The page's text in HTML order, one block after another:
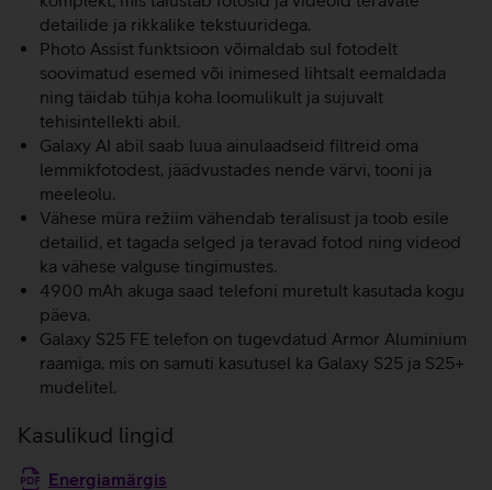
detailide ja rikkalike tekstuuridega.
Photo Assist funktsioon võimaldab sul fotodelt
soovimatud esemed või inimesed lihtsalt eemaldada
ning täidab tühja koha loomulikult ja sujuvalt
tehisintellekti abil.
Galaxy AI abil saab luua ainulaadseid filtreid oma
lemmikfotodest, jäädvustades nende värvi, tooni ja
meeleolu.
Vähese müra režiim vähendab teralisust ja toob esile
detailid, et tagada selged ja teravad fotod ning videod
ka vähese valguse tingimustes.
4900 mAh akuga saad telefoni muretult kasutada kogu
päeva.
Galaxy S25 FE telefon on tugevdatud Armor Aluminium
raamiga, mis on samuti kasutusel ka Galaxy S25 ja S25+
mudelitel.
Kasulikud lingid
Energiamärgis